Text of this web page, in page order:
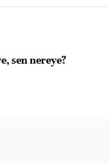
sen nereye?